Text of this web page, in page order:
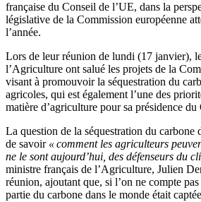
française du Conseil de l’UE, dans la
législative de la Commission européenne
l’année.
Lors de leur réunion de lundi (17 janvier),
l’Agriculture ont salué les projets de la
visant à promouvoir la séquestration du
agricoles, qui est également l’une des
matière d’agriculture pour sa présidence
La question de la séquestration du carbone
de savoir « comment les agriculteurs
ne le sont aujourd’hui, des défenseurs du
ministre français de l’Agriculture, Julien
réunion, ajoutant que, si l’on ne compte
partie du carbone dans le monde était